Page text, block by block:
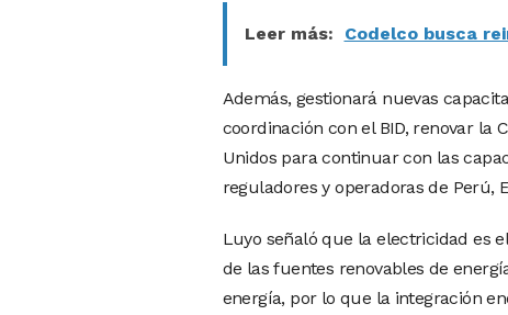
Leer más: Codelco busca
Además, gestionará nuevas
coordinación con el BID, renovar la
Unidos para continuar con las
reguladores y operadoras de Perú,
Luyo señaló que la electricidad es
de las fuentes renovables de
energía, por lo que la integración